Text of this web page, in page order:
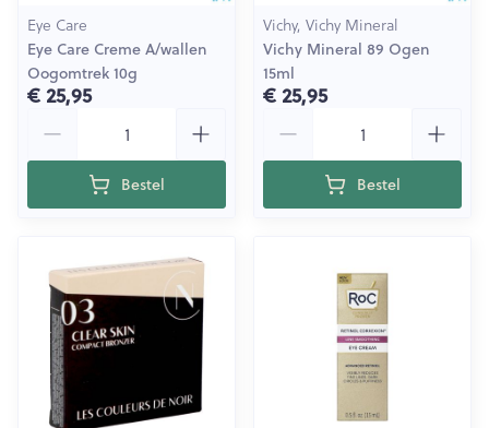
Eye Care
Eye Care Creme A/wallen
Oogomtrek 10g
€ 25,95
Bestel
Vichy, Vichy Mineral
Vichy Mineral 89 Ogen
15ml
€ 25,95
Bestel